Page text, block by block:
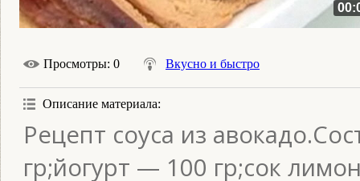
Просмотры: 0 Вкусно и быстро
Описание материала:
Рецепт соуса из
гр;йогурт — 100 гр;сок